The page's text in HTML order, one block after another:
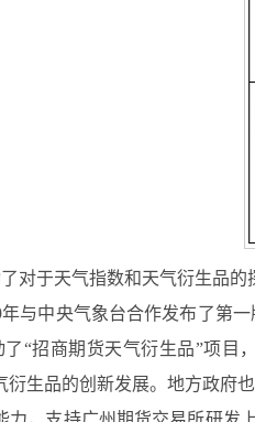
对于天气指数和天气衍生品
与中央气象台合作发布了第
了“招商期货天气衍生品”项目
衍生品的创新发展。地方政府